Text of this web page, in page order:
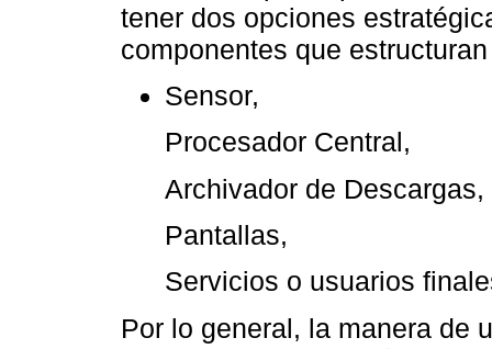
tener dos opciones
componentes que
Sensor,
Procesador Central,
Archivador de Descargas,
Pantallas,
Servicios o usuarios
Por lo general, la manera de